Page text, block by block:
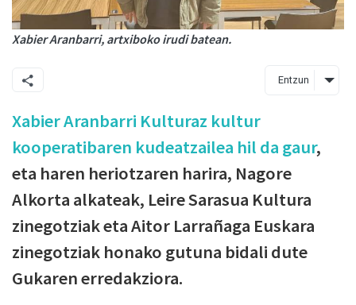
Xabier Aranbarri, artxiboko irudi batean.
Entzun
Xabier Aranbarri Kulturaz kultur
kooperatibaren kudeatzailea hil da gaur,
eta haren heriotzaren harira, Nagore
Alkorta alkateak, Leire Sarasua Kultura
zinegotziak eta Aitor Larrañaga Euskara
zinegotziak honako gutuna bidali dute
Gukaren erredakziora.